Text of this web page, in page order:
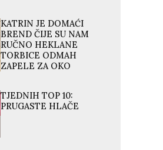
KATRIN JE DOMAĆI
BREND ČIJE SU NAM
RUČNO HEKLANE
TORBICE ODMAH
ZAPELE ZA OKO
TJEDNIH TOP 10:
PRUGASTE HLAČE